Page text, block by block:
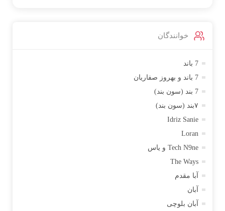
خوانندگان
7 باند
7 باند و بهروز صفاریان
7 بند (سون بند)
۷بند (سون بند)
Idriz Sanie
Loran
Tech N9ne و یاس
The Ways
آبا مقدم
آبان
آبان بلوچی